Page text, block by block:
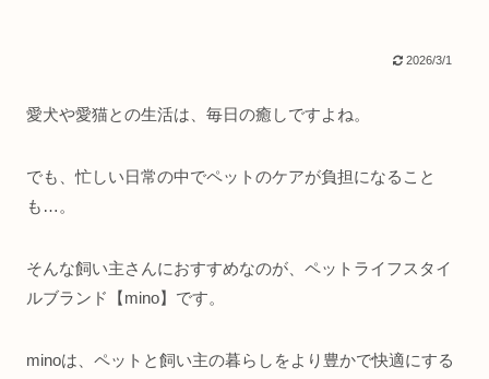
2026/3/1
愛犬や愛猫との生活は、毎日の癒しですよね。
でも、忙しい日常の中でペットのケアが負担になること
も…。
そんな飼い主さんにおすすめなのが、ペットライフスタイ
ルブランド【mino】です。
minoは、ペットと飼い主の暮らしをより豊かで快適にする